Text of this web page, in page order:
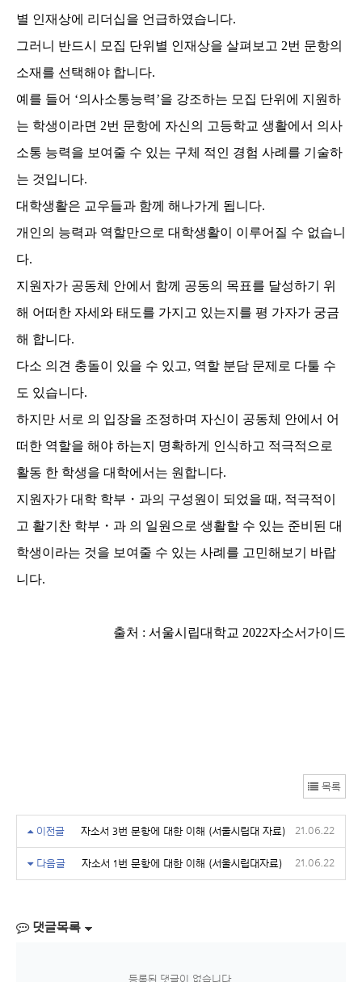
별 인재상에 리더십을 언급하였습니다.
그러니 반드시 모집 단위별 인재상을 살펴보고 2번 문항의
소재를 선택해야 합니다.
예를 들어 ‘의사소통능력’을 강조하는 모집 단위에 지원하
는 학생이라면 2번 문항에 자신의 고등학교 생활에서 의사
소통 능력을 보여줄 수 있는 구체 적인 경험 사례를 기술하
는 것입니다.
대학생활은 교우들과 함께 해나가게 됩니다.
개인의 능력과 역할만으로 대학생활이 이루어질 수 없습니
다.
지원자가 공동체 안에서 함께 공동의 목표를 달성하기 위
해 어떠한 자세와 태도를 가지고 있는지를 평 가자가 궁금
해 합니다.
다소 의견 충돌이 있을 수 있고, 역할 분담 문제로 다툴 수
도 있습니다.
하지만 서로 의 입장을 조정하며 자신이 공동체 안에서 어
떠한 역할을 해야 하는지 명확하게 인식하고 적극적으로
활동 한 학생을 대학에서는 원합니다.
지원자가 대학 학부・과의 구성원이 되었을 때, 적극적이
고 활기찬 학부・과 의 일원으로 생활할 수 있는 준비된 대
학생이라는 것을 보여줄 수 있는 사례를 고민해보기 바랍
니다.
출처 : 서울시립대학교 2022자소서가이드
목록
이전글 자소서 3번 문항에 대한 이해 (서울시립대 자료) 21.06.22
다음글 자소서 1번 문항에 대한 이해 (서울시립대자료) 21.06.22
댓글목록
등록된 댓글이 없습니다.